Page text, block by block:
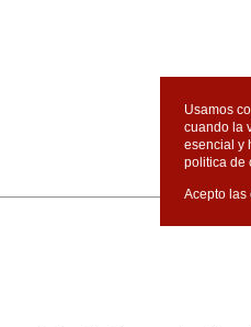
Usamos
cuando la
esencial y
politica de
Acepto las